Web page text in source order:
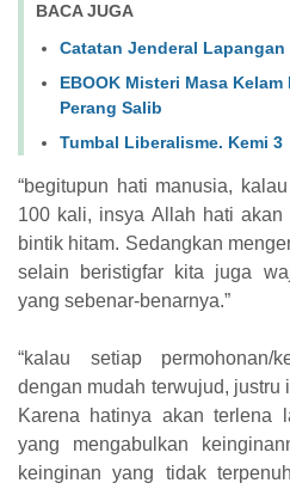
BACA JUGA
Catatan Jenderal Lapangan
EBOOK Misteri Masa
Perang Salib
Tumbal Liberalisme. Kemi 3
“begitupun hati manusia,
100 kali, insya Allah hati
bintik hitam. Sedangkan
selain beristigfar kita juga
yang sebenar-benarnya.”
“kalau setiap permohonan/
dengan mudah terwujud, justru
Karena hatinya akan terlena
yang mengabulkan
keinginan yang tidak